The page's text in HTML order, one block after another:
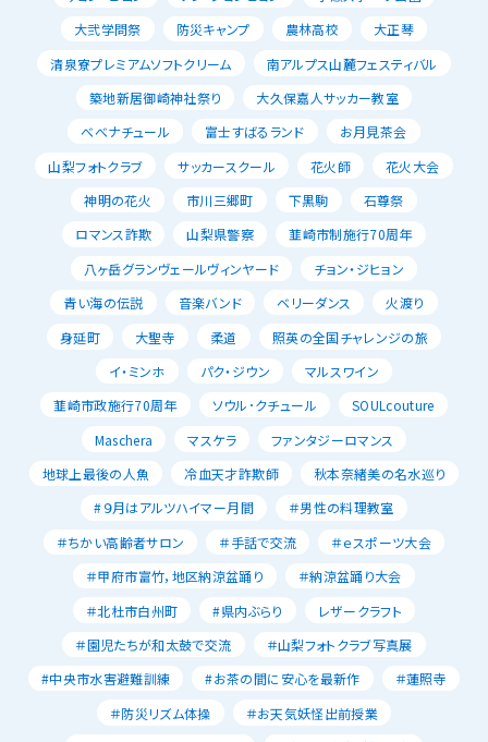
大弐学問祭
防災キャンプ 農林高校
大正琴
清泉寮プレミアムソフトクリーム
南アルプス山麓フェスティバル
築地新居御崎神社祭り
大久保嘉人サッカー教室
べべナチュール
富士すばるランド
お月見茶会
山梨フォトクラブ
サッカースクール 花火師
花火大会
神明の花火
市川三郷町 下黒駒
石尊祭
ロマンス詐欺
山梨県警察
韮崎市制施行70周年
八ヶ岳グランヴェールヴィンヤード
チョン・ジヒョン
青い海の伝説
音楽バンド ベリーダンス
火渡り
身延町
大聖寺 柔道
照英の全国チャレンジの旅
イ・ミンホ
パク・ジウン
マルスワイン
韮崎市政施行70周年
ソウル･クチュール
SOULcouture
Maschera
マスケラ
ファンタジーロマンス
地球上最後の人魚
冷血天才詐欺師
秋本奈緒美の名水巡り
#９月はアルツハイマー月間
＃男性の料理教室
＃ちかい高齢者サロン
＃手話で交流
＃ｅスポーツ大会
＃甲府市富竹，地区納涼盆踊り
＃納涼盆踊り大会
＃北杜市白州町
#県内ぶらり
レザークラフト
＃園児たちが和太鼓で交流
＃山梨フォトクラブ写真展
#中央市水害避難訓練
#お茶の間に安心を最新作
＃蓮照寺
＃防災リズム体操
＃お天気妖怪出前授業